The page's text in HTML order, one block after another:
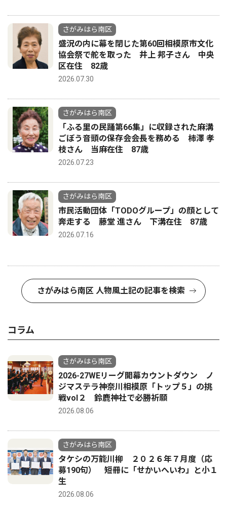
さがみはら南区
盛況の内に幕を閉じた第60回相模原市文化
協会祭で舵を取った 井上 邦子さん 中央
区在住 82歳
2026.07.30
さがみはら南区
「ふる里の民踊第66集」に収録された麻溝
ごぼう音頭の保存会会長を務める 柿澤 孝
枝さん 当麻在住 87歳
2026.07.23
さがみはら南区
市民活動団体「TODOグループ」の顔として
奔走する 藤堂 進さん 下溝在住 87歳
2026.07.16
さがみはら南区 人物風土記の記事を検索
コラム
さがみはら南区
2026-27WEリーグ開幕カウントダウン ノ
ジマステラ神奈川相模原「トップ５」の挑
戦vol２ 鈴鹿神社で必勝祈願
2026.08.06
さがみはら南区
タケシの万能川柳 ２０２６年７月度（応
募190句） 短冊に「せかいへいわ」と小１
生
2026.08.06